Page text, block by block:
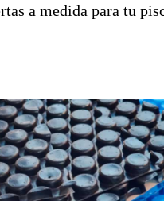
a medida para tu